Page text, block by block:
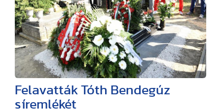
Felavatták Tóth Bendegúz
síremlékét